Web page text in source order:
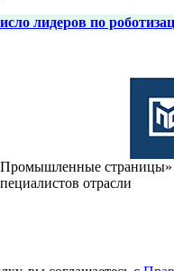
лидеров по
страницы»
отрасли